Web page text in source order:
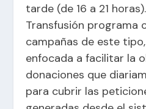
tarde (de 16 a 21
Transfusión programa
campañas de este
enfocada a facilitar la
donaciones que
para cubrir las